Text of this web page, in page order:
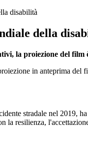
disabilità
della
la proiezione del film
in anteprima del
stradale nel 2019,
la resilienza,